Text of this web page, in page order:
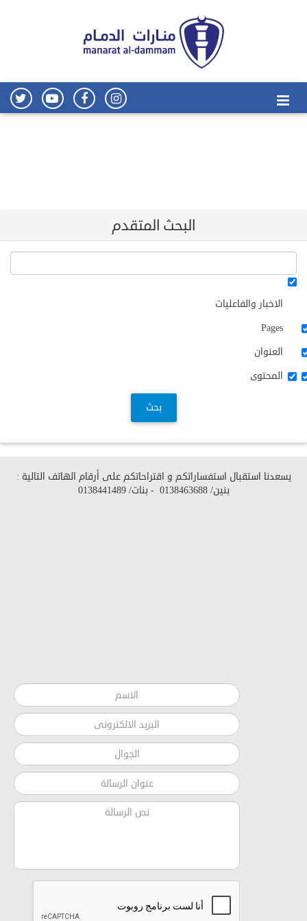
البحث المتقدم
الاخبار والفاعليات
Pages
العنوان
المحتوى
بحث
يسعدنا استقبال استفساراتكم و اقتراحاتكم على أرقام الهاتف التالية :
بنين/0138463688 - بنات/0138441489